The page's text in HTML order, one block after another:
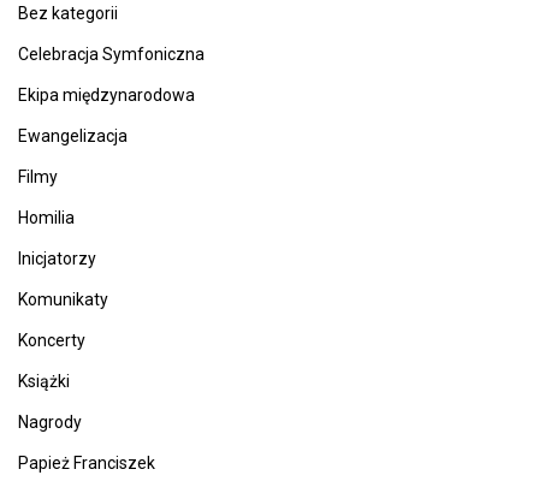
Bez kategorii
Celebracja Symfoniczna
Ekipa międzynarodowa
Ewangelizacja
Filmy
Homilia
Inicjatorzy
Komunikaty
Koncerty
Książki
Nagrody
Papież Franciszek